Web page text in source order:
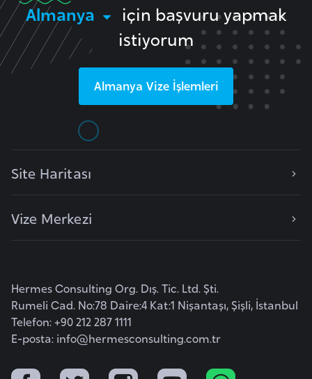
Almanya
için başvuru yapmak
istiyorum
Almanya Vize İşlemleri
Site Haritası
Vize Merkezi
Hermes Consulting Org. Dış. Tic. Ltd. Şti.
Rumeli Cad. No:78 Daire:4 Kat:1 Nişantaşı, Şişli, İstanbul
Telefon: +90 212 287 1111
E-posta: info@hermesconsulting.com.tr
B
e
B
l
a
B
e
n